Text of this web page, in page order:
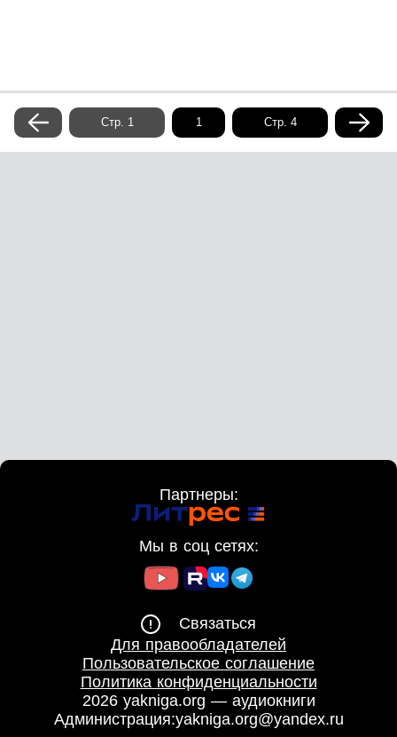
Стр. 1 Стр. 4
Партнеры:
Мы в соц сетях:
Связаться
Для правообладателей
Пользовательское соглашение
Политика конфиденциальности
2026 yakniga.org — аудиокниги
Администрация:yakniga.org@yandex.ru